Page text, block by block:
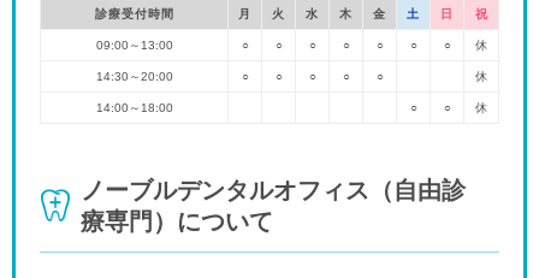
診療受付時間 月 火 水 木 金 土 日 祝
09:00～13:00 ○ ○ ○ ○ ○ ○ ○ 休
14:30～20:00 ○ ○ ○ ○ ○ 休
14:00～18:00 ○ ○ 休
ノーブルデンタルオフィス（自由診
療専門）について